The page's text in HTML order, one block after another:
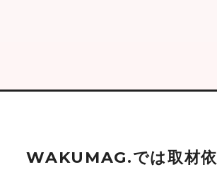
WAKU MAG.では取材依